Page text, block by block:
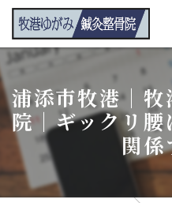
浦添市牧港｜
院｜ギックリ
関係